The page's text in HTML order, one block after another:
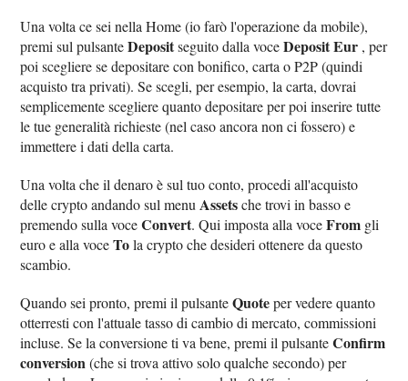
Una volta ce sei nella Home (io farò l'operazione da mobile),
premi sul pulsanteDepositseguito dalla voceDeposit Eur , per
poi scegliere se depositare con bonifico, carta o P2P (quindi
acquisto tra privati). Se scegli, per esempio, la carta, dovrai
semplicemente scegliere quanto depositare per poi inserire tutte
le tue generalità richieste (nel caso ancora non ci fossero) e
immettere i dati della carta.
Una volta che il denaro è sul tuo conto, procedi all'acquisto
delle crypto andando sul menu Assetsche trovi in basso e
premendo sulla voceConvert. Qui imposta alla voceFrom gli
euro e alla voceTola crypto che desideri ottenere da questo
scambio.
Quando sei pronto, premi il pulsanteQuoteper vedere quanto
otterresti con l'attuale tasso di cambio di mercato, commissioni
incluse. Se la conversione ti va bene, premi il pulsanteConfirm
conversion(che si trova attivo solo qualche secondo) per